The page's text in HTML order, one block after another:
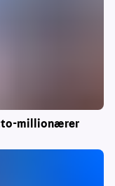
millionærer